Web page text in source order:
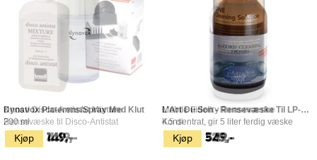
Kjøp
Knosti Disco-Antistat Mixture
Rensevæske til Disco-Antistat
449,- Kjøp
Mobile Fidelity Rensevæske
4.5 dl
329,-